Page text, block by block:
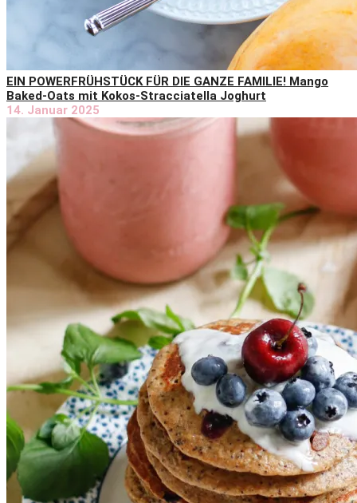
EIN POWERFRÜHSTÜCK FÜR DIE GANZE FAMILIE! Mango
Baked-Oats mit Kokos-Stracciatella Joghurt
14. Januar 2025